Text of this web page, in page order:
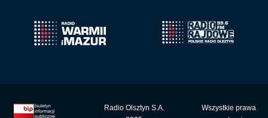
Radio Olsztyn S.A.
Wszystkie prawa